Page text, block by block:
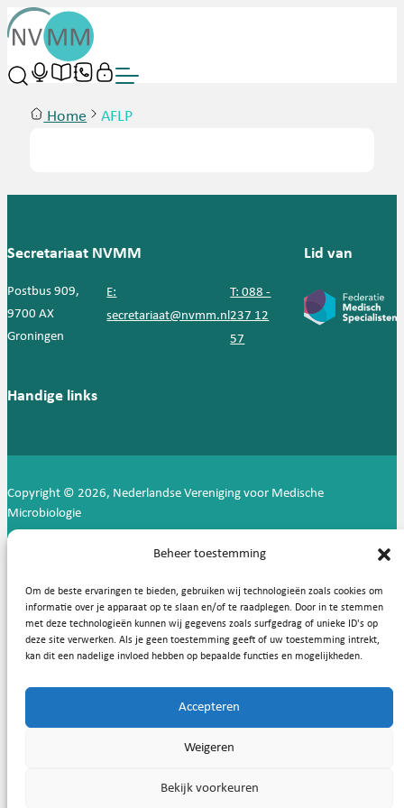
Beheer toestemming
Om de beste ervaringen te bieden, gebruiken wij technologieën zoals cookies om
informatie over je apparaat op te slaan en/of te raadplegen. Door in te stemmen
met deze technologieën kunnen wij gegevens zoals surfgedrag of unieke ID's op
deze site verwerken. Als je geen toestemming geeft of uw toestemming intrekt,
kan dit een nadelige invloed hebben op bepaalde functies en mogelijkheden.
Accepteren
Weigeren
Bekijk voorkeuren
Home AFLP
Secretariaat NVMM
Postbus 909,
9700 AX
Groningen
E:
secretariaat@nvmm.nl
T: 088 -
237 12
57
Lid van
Handige links
Copyright © 2026, Nederlandse Vereniging voor Medische
Microbiologie